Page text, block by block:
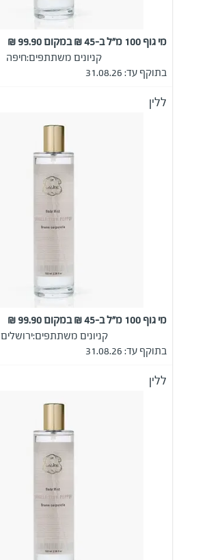
מי גוף 100 מ"ל ב-45 ₪ במקום 99.90 ₪
קניונים משתתפים:חיפה
בתוקף עד: 31.08.26
ללין
מי גוף 100 מ"ל ב-45 ₪ במקום 99.90 ₪
קניונים משתתפים:ירושלים
בתוקף עד: 31.08.26
ללין